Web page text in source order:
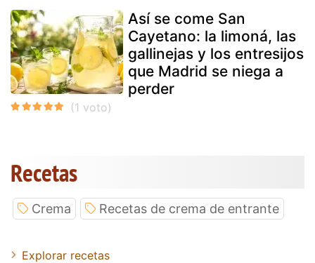
Así se come San
Cayetano: la limoná, las
gallinejas y los entresijos
que Madrid se niega a
perder
Recetas
Crema Recetas de crema de entrante
Explorar recetas